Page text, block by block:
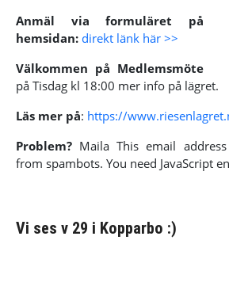
Anmäl via formuläret på
hemsidan: direkt länk här >>
Välkommen på Medlemsmöte
på Tisdag kl 18:00 mer info på lägret.
Läs mer på: https://
Problem? MailaThis email
from spambots. You need JavaScript
Vi ses v 29 i Kopparbo :)